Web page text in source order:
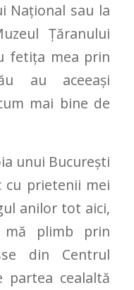
Național sau la
Țăranului
fetița mea prin
au aceeași
mai bine de
unui București
cu prietenii mei
anilor tot aici,
plimb prin
din Centrul
partea cealaltă